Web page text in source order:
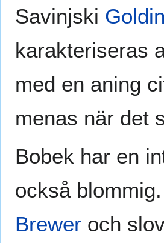
Savinjski
karakteriseras
med en aning
menas när det
Bobek har en
också
Brewer och